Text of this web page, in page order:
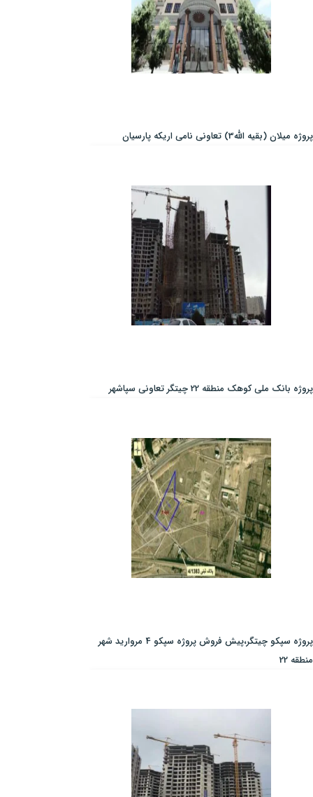
پروژه میلان (بقیه الله3) تعاونی نامی اریکه پارسیان
پروژه بانک ملی کوهک منطقه 22 چیتگر تعاونی سپاشهر
پروژه سپکو چیتگر،پیش فروش پروژه سپکو 4 مروارید شهر
منطقه 22